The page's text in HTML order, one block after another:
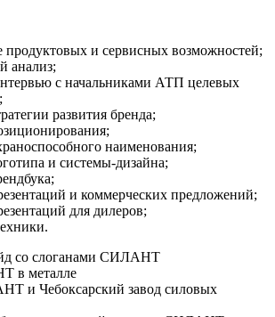
продуктовых и сервисных возможностей;
анализ;
с начальниками АТП целевых
развития бренда;
наименования;
и системы-дизайна;
и коммерческих предложений;
для дилеров;